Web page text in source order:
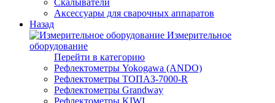
Скалыватели
Аксессуары для сварочных аппаратов
Назад
Измерительное
оборудование
Перейти в категорию
Рефлектометры Yokogawa (ANDO)
Рефлектометры ТОПАЗ-7000-R
Рефлектометры Grandway
Рефлектометры KIWI